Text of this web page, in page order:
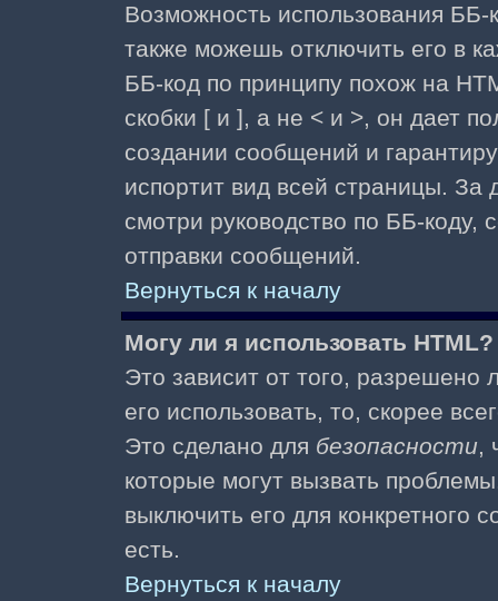
Возможность использования
также можешь отключить его в
ББ-код по принципу похож на
скобки [ и ], а не < и >, он дает
создании сообщений и
испортит вид всей страницы.
смотри руководство по ББ-коду,
отправки сообщений.
Вернуться к началу
Могу ли я использовать HTML?
Это зависит от того,
его использовать, то, скорее
Это сделано для безопасности,
которые могут вызвать
выключить его для конкретного
есть.
Вернуться к началу